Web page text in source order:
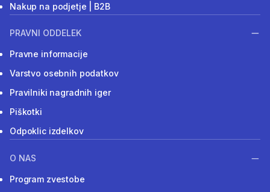
Nakup na podjetje | B2B
PRAVNI ODDELEK
Pravne informacije
Varstvo osebnih podatkov
Pravilniki nagradnih iger
Piškotki
Odpoklic izdelkov
O NAS
Program zvestobe